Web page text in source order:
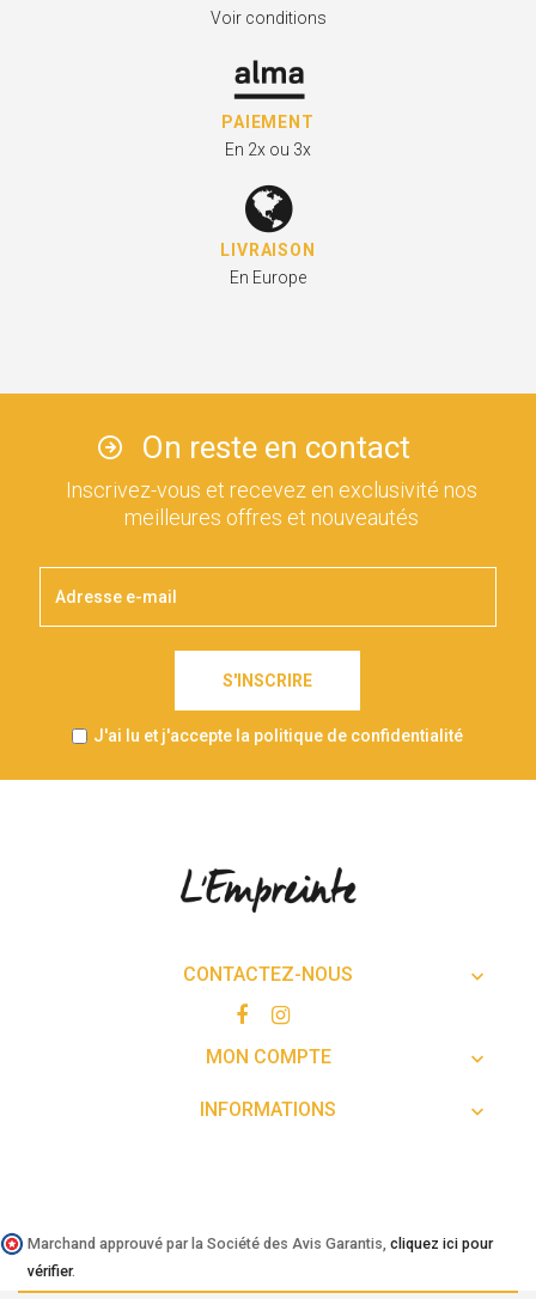
Voir conditions
PAIEMENT
En 2x ou 3x
LIVRAISON
En Europe
On reste en contact
Inscrivez-vous et recevez en exclusivité nos
meilleures offres et nouveautés
S'INSCRIRE
J'ai lu et j'accepte la politique de confidentialité
CONTACTEZ-NOUS 
MON COMPTE 
INFORMATIONS 
Marchand approuvé par la Société des Avis Garantis, cliquez ici pour
vérifier.